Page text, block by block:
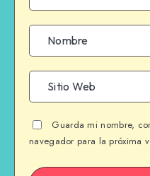
Guarda mi nombre,
navegador para la próxima